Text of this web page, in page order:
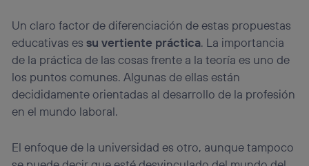
Un claro factor de diferenciación de estas propuestas
educativas essu vertiente práctica. La importancia
de la práctica de las cosas frente a la teoría es uno de
los puntos comunes. Algunas de ellas están
decididamente orientadas al desarrollo de la profesión
en el mundo laboral.
El enfoque de la universidad es otro, aunque tampoco
política de privacidad de Utiq